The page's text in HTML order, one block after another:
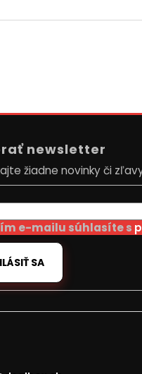
newsletter
žiadne novinky či
e-mailu súhlasíte s
SA